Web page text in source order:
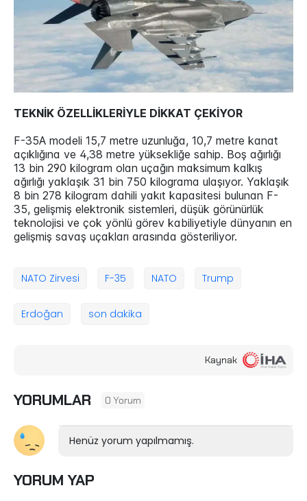
TEKNİK ÖZELLİKLERİYLE DİKKAT ÇEKİYOR
F-35A modeli 15,7 metre uzunluğa, 10,7 metre kanat
açıklığına ve 4,38 metre yüksekliğe sahip. Boş ağırlığı
13 bin 290 kilogram olan uçağın maksimum kalkış
ağırlığı yaklaşık 31 bin 750 kilograma ulaşıyor. Yaklaşık
8 bin 278 kilogram dahili yakıt kapasitesi bulunan F-
35, gelişmiş elektronik sistemleri, düşük görünürlük
teknolojisi ve çok yönlü görev kabiliyetiyle dünyanın en
gelişmiş savaş uçakları arasında gösteriliyor.
NATO Zirvesi F-35 NATO Trump
Erdoğan son dakika
Kaynak
YORUMLAR 0 Yorum
Henüz yorum yapılmamış.
YORUM YAP